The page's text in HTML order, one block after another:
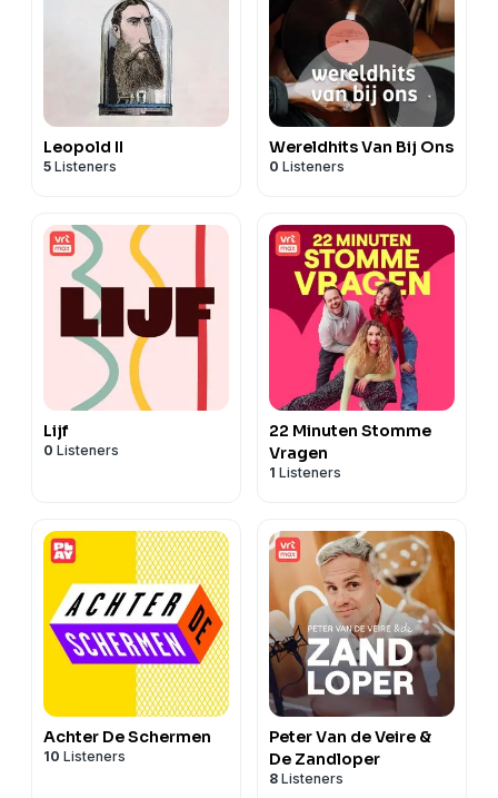
Leopold II
5 Listeners
Wereldhits Van Bij Ons
0 Listeners
Lijf
0 Listeners
22 Minuten Stomme
Vragen
1 Listeners
Achter De Schermen
10 Listeners
Peter Van de Veire &
De Zandloper
8 Listeners